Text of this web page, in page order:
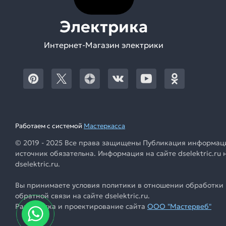
Электрика
Интернет-Магазин электрики
Работаем с системой Мастеркасса
© 2019 - 2025 Все права защищены Публикация
источник обязательна. Информация на сайте dselektric.ru
dselektric.ru.
Вы принимаете условия политики в отношении
обратной связи на сайте dselektric.ru.
Разработка и проектирование сайта ООО "Мастервеб"